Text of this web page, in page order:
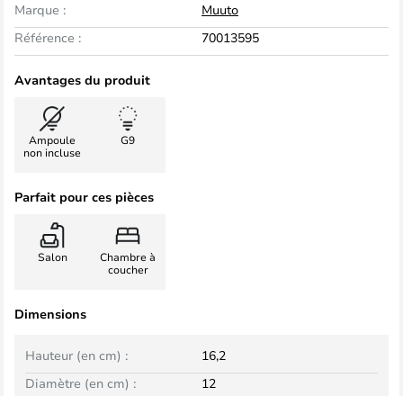
Marque :
Muuto
Référence :
70013595
Avantages du produit
Ampoule
non incluse
G9
Parfait pour ces pièces
Salon
Chambre à
coucher
Dimensions
Hauteur (en cm) :
16,2
Diamètre (en cm) :
12